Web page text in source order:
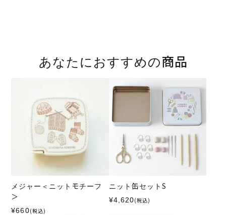
あなたにおすすめの商品
メジャー＜ニットモチーフ
＞
¥660(税込)
ニット缶セットS
¥4,620(税込)